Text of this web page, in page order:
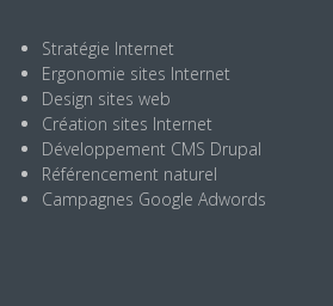
Stratégie Internet
Ergonomie sites Internet
Design sites web
Création sites Internet
Développement CMS Drupal
Référencement naturel
Campagnes Google Adwords